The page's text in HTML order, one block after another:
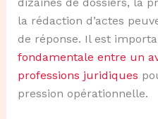
la rédaction d’actes
de réponse. Il est
fondamentale entre un
professions juridiques
pression opérationnelle.